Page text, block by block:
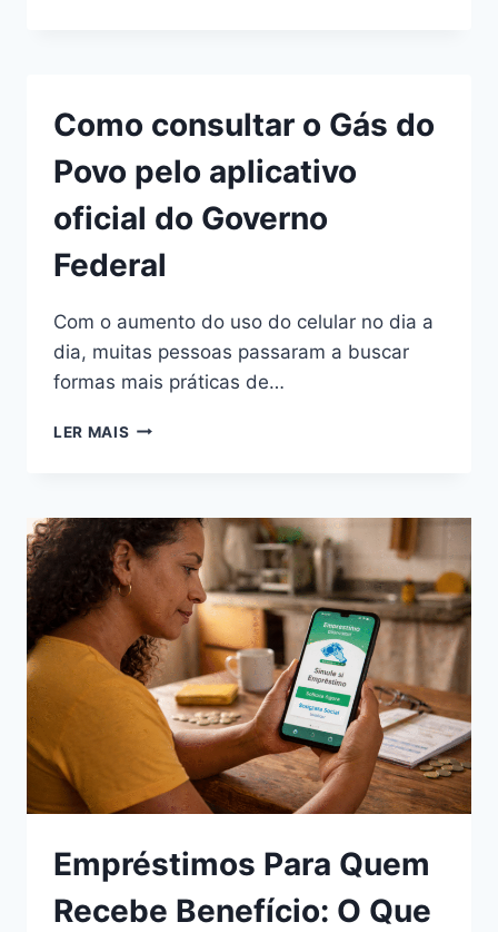
2026?
POR
ÁREA,
ESTADO
POSSIBILIDADES
CRESCIMENTO
Como consultar o Gás do
Povo pelo aplicativo
oficial do Governo
Federal
Com o aumento do uso do celular no dia a
dia, muitas pessoas passaram a buscar
formas mais práticas de…
LER MAIS COMO
DO
POVO
PELO
APLICATIVO
OFICIAL
DO
GOVERNO
FEDERAL
Empréstimos Para Quem
Recebe Benefício: O Que